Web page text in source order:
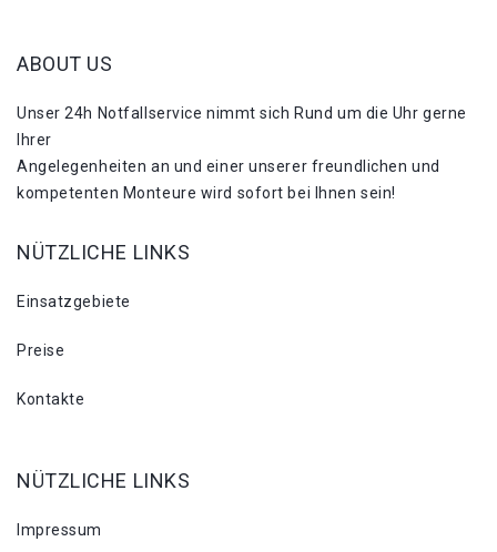
ABOUT US
Unser 24h Notfallservice nimmt sich Rund um die Uhr gerne
Ihrer
Angelegenheiten an und einer unserer freundlichen und
kompetenten Monteure wird sofort bei Ihnen sein!
NÜTZLICHE LINKS
Einsatzgebiete
Preise
Kontakte
NÜTZLICHE LINKS
Impressum